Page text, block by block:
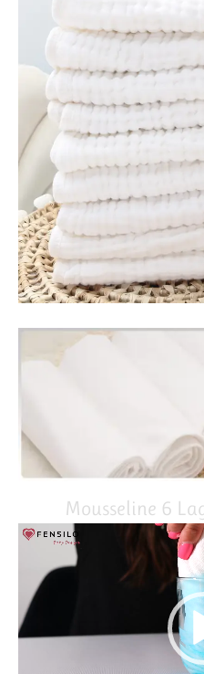
Mousseline 6